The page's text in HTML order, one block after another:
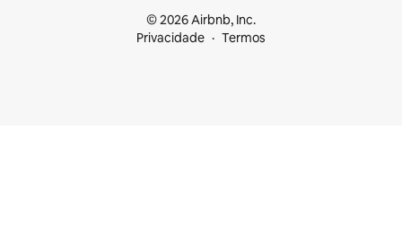
© 2026 Airbnb, Inc.
Privacidade
Termos